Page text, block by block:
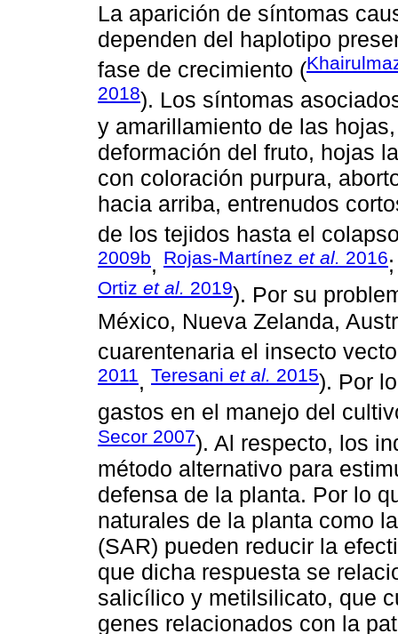
La aparición de síntomas
dependen del haplotipo
fase de crecimiento (
2018). Los síntomas
y amarillamiento de las
deformación del fruto, hojas
con coloración purpura,
hacia arriba, entrenudos
de los tejidos hasta el
2009b, Rojas-Martínez et al. 2016
Ortiz et al. 2019). Por su
México, Nueva Zelanda,
cuarentenaria el insecto
2011, Teresani et al. 2015). Por
gastos en el manejo del
Secor 2007). Al respecto, los
método alternativo para
defensa de la planta. Por lo
naturales de la planta como
(SAR) pueden reducir la
que dicha respuesta se
salicílico y metilsilicato, que
genes relacionados con la